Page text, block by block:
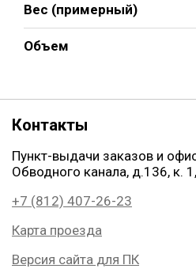
Вес (примерный)
Объем
Контакты
Пункт-выдачи заказов и
Обводного канала, д.136, к.
+7 (812) 407-26-23
Карта проезда
Версия сайта для ПК